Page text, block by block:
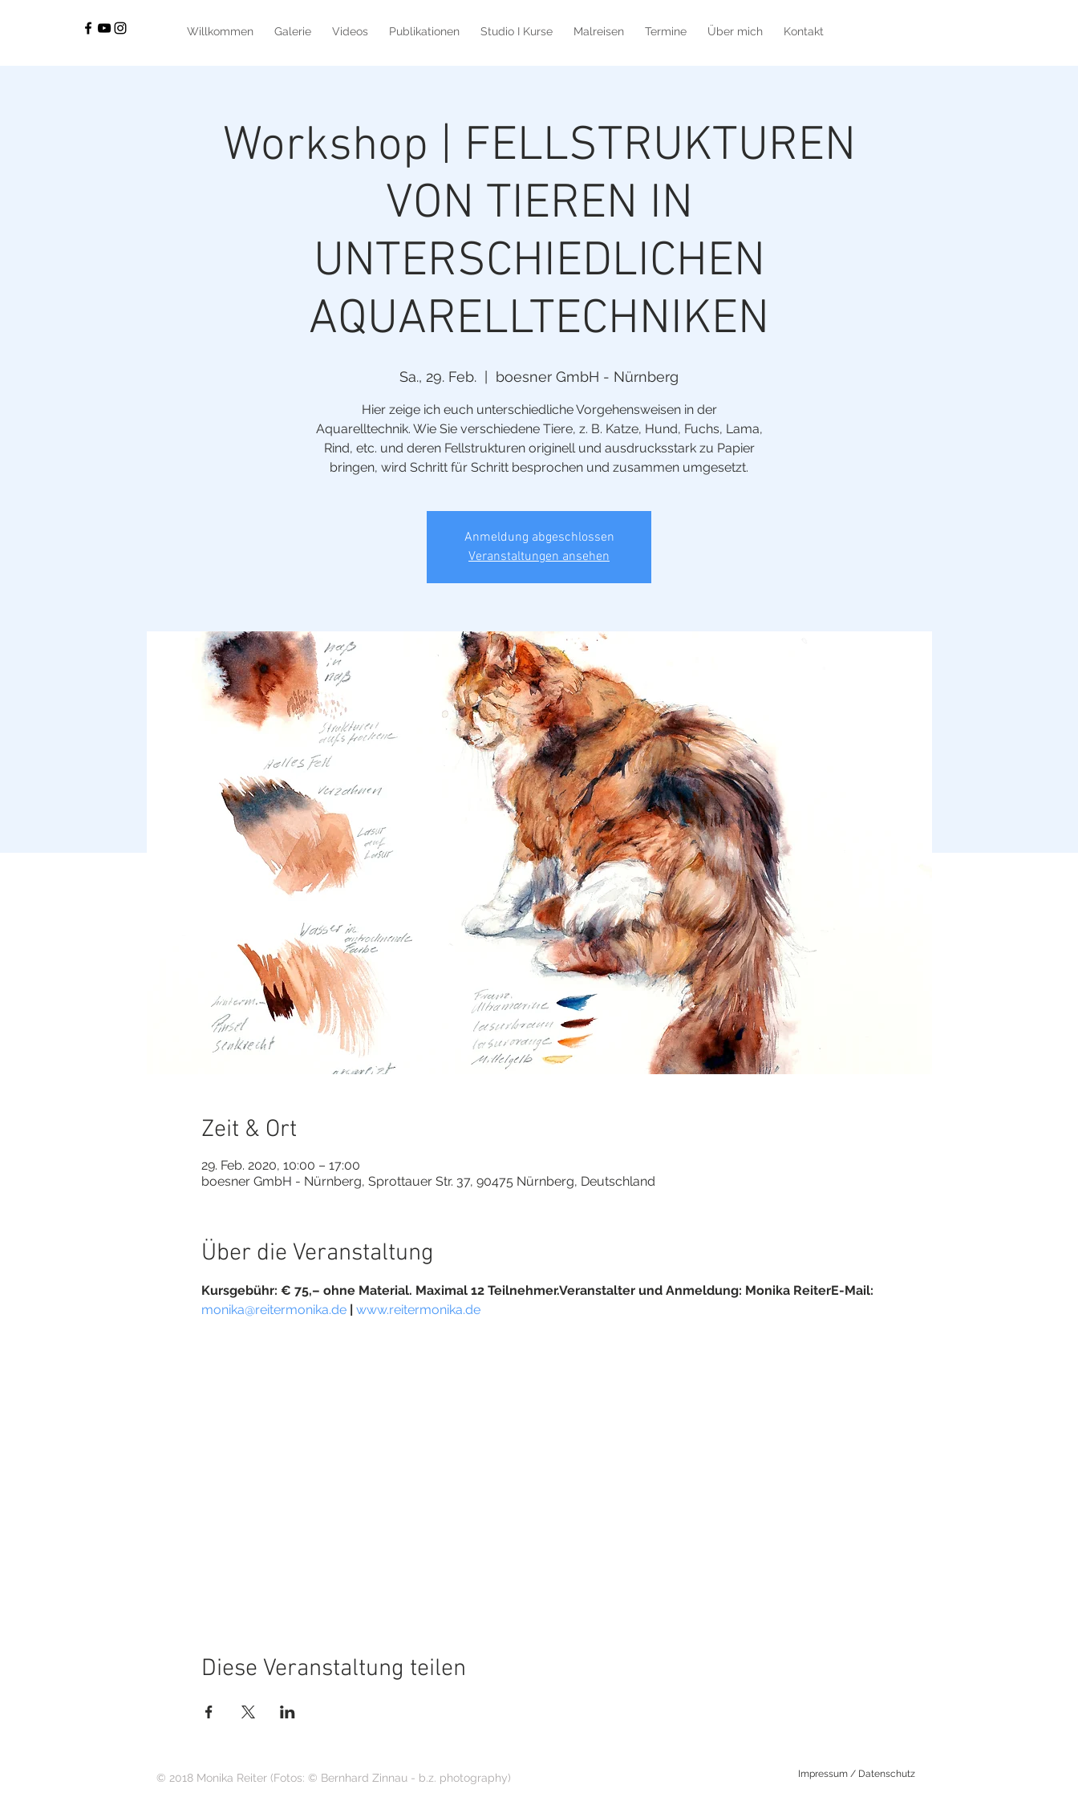
Willkommen Galerie Videos Publikationen Studio I Kurse Malreisen Termine Über mich Kontakt
Workshop | FELLSTRUKTUREN
VON TIEREN IN
UNTERSCHIEDLICHEN
AQUARELLTECHNIKEN
Sa., 29. Feb. boesner GmbH - Nürnberg
Hier zeige ich euch unterschiedliche Vorgehensweisen in der
Aquarelltechnik. Wie Sie verschiedene Tiere, z. B. Katze, Hund, Fuchs, Lama,
Rind, etc. und deren Fellstrukturen originell und ausdrucksstark zu Papier
bringen, wird Schritt für Schritt besprochen und zusammen umgesetzt.
Anmeldung abgeschlossen
Veranstaltungen ansehen
Zeit & Ort
29. Feb. 2020, 10:00 – 17:00
boesner GmbH - Nürnberg, Sprottauer Str. 37, 90475 Nürnberg, Deutschland
Über die Veranstaltung
Kursgebühr: € 75,– ohne Material. Maximal 12 Teilnehmer.Veranstalter und Anmeldung: Monika ReiterE-Mail:
monika@reitermonika.de | www.reitermonika.de
Diese Veranstaltung teilen
© 2018 Monika Reiter (Fotos: © Bernhard Zinnau - b.z. photography) Impressum / Datenschutz